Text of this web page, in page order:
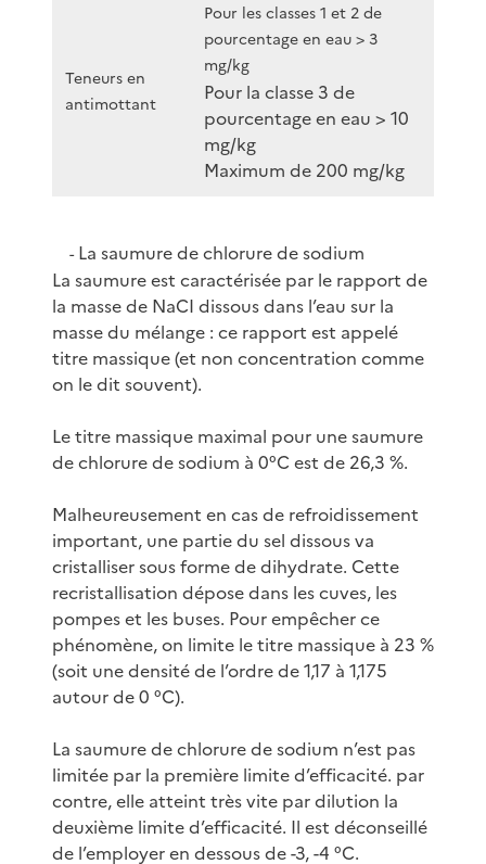
Teneurs en
antimottant
Pour les classes 1 et 2 de
pourcentage en eau > 3
mg/kg
Pour la classe 3 de
pourcentage en eau > 10
mg/kg
Maximum de 200 mg/kg
-La saumure de chlorure de sodium
La saumure est caractérisée par le rapport de
la masse de NaCI dissous dans l’eau sur la
masse du mélange : ce rapport est appelé
titre massique (et non concentration comme
on le dit souvent).
Le titre massique maximal pour une saumure
de chlorure de sodium à 0°C est de 26,3 %.
Malheureusement en cas de refroidissement
important, une partie du sel dissous va
cristalliser sous forme de dihydrate. Cette
recristallisation dépose dans les cuves, les
pompes et les buses. Pour empêcher ce
phénomène, on limite le titre massique à 23 %
(soit une densité de l’ordre de 1,17 à 1,175
autour de 0 °C).
La saumure de chlorure de sodium n’est pas
limitée par la première limite d’efficacité. par
contre, elle atteint très vite par dilution la
deuxième limite d’efficacité. Il est déconseillé
de l’employer en dessous de -3, -4 °C.